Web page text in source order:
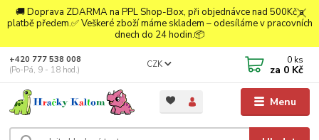
🚚 Doprava ZDARMA na PPL Shop-Box, při objednávce nad 500Kč a
platbě předem.✅ Veškeré zboží máme skladem – odesíláme v pracovních
dnech do 24 hodin.📦
Menu
CZK
+420 777 538 008
(Po-Pá, 9 - 18 hod.)
0 ks
za 0 Kč